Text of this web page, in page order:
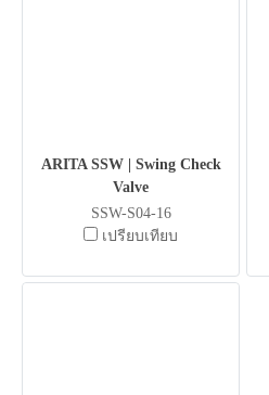
ARITA SSW | Swing Check
Valve
SSW-S04-16
เปรียบเทียบ